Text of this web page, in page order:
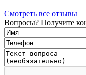
Смотреть все отзывы
Вопросы? Получите